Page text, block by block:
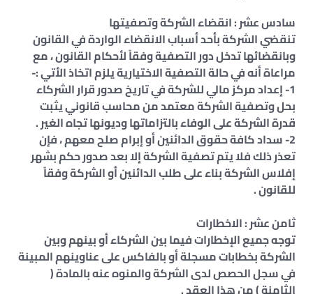
سادس عشر : انقضاء الشركة وتصفيتها
تنقضي الشركة بأحد أسباب الانقضاء الواردة في القانون
وبانقضائها تدخل دور التصفية وفقاً لأحكام القانون ، مع
مراعاة أنه في حالة التصفية الاختيارية يلزم اتخاذ الأتي :-
1- إعداد مركز مالي للشركة في تاريخ صدور قرار الشركاء
بحل وتصفية الشركة معتمد من محاسب قانوني يثبت
قدرة الشركة على الوفاء بالتزاماتها وديونها تجاه الغير .
2- سداد كافة حقوق الدائنين أو إبرام صلح معهم ، فإن
تعذر ذلك فلا يتم تصفية الشركة إلا بعد صدور حكم بشهر
إفلاس الشركة بناء على طلب الدائنين أو الشركة وفقاً
للقانون .
ثامن عشر : الاخطارات
توجه جميع الإخطارات فيما بين الشركاء أو بينهم وبين
الشركة بخطابات مسجلة أو بالفاكس على عناوينهم المبينة
في سجل الحصص لدى الشركة والمنوه عنه بالمادة (
الثامنة ) من هذا العقد .